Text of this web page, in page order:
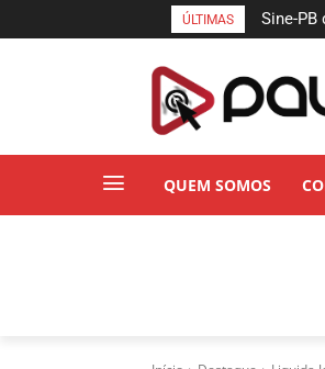
ÚLTIMAS
Sine-PB
Debate:
QUEM SOMOS